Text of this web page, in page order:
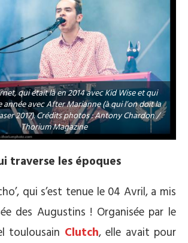
qui était là en 2014 avec Kid Wise et qui
avec After Marianne (à qui l’on doit la
2017). Crédits photos : Antony Chardon /
Thorium Magazine
traverse les époques
qui s’est tenue le 04 Avril, a mis
des Augustins ! Organisée par le
toulousain Clutch, elle avait pour